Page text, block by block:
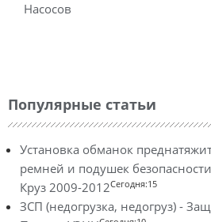
Насосов
Популярные статьи
Установка обманок
ремней и подушек
Круз 2009-2012Сегодня:15
ЗСП (недогрузка, недогруз) -